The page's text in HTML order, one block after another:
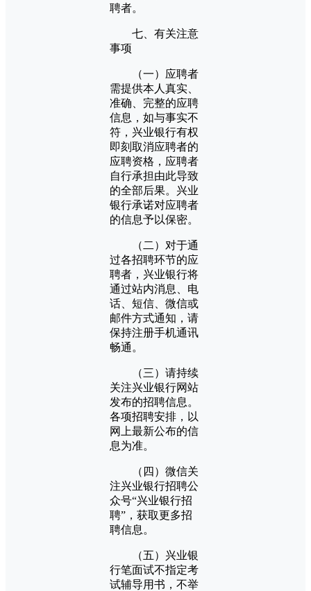
聘者。
七、有关注意
事项
（一）应聘者
需提供本人真实、
准确、完整的应聘
信息，如与事实不
符，兴业银行有权
即刻取消应聘者的
应聘资格，应聘者
自行承担由此导致
的全部后果。兴业
银行承诺对应聘者
的信息予以保密。
（二）对于通
过各招聘环节的应
聘者，兴业银行将
通过站内消息、电
话、短信、微信或
邮件方式通知，请
保持注册手机通讯
畅通。
（三）请持续
关注兴业银行网站
发布的招聘信息。
各项招聘安排，以
网上最新公布的信
息为准。
（四）微信关
注兴业银行招聘公
众号“兴业银行招
聘”，获取更多招
聘信息。
（五）兴业银
行笔面试不指定考
试辅导用书，不举